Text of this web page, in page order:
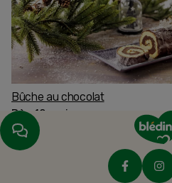
Bûche au chocolat
Dès 12 mois